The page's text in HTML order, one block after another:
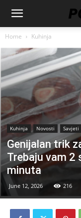
Home Kuhinja
Kuhinja Novosti Savjeti
Genijalan trik
Trebaju vam 2
minuta
June 12, 2026 216